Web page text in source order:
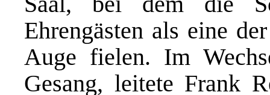
Ehrengästen als eine
Auge fielen. Im
Gesang, leitete Frank